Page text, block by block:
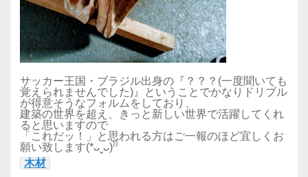
サッカー王国・ブラジル出身の『？？？(一度聞いても
覚えられませんでした)』ということでかなりドリブル
が得意そうなフォルムをしており、
建築の世界を超え、きっと新しい世界で活躍してくれ
ると思いますので
「これだッ！」と思われる方はご一報のほど宜しくお
願い致します(*ᴗˬᴗ)⁾⁾
木材